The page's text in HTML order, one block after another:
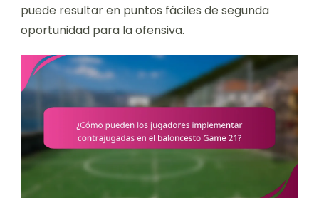
puede resultar en puntos fáciles de segunda
oportunidad para la ofensiva.